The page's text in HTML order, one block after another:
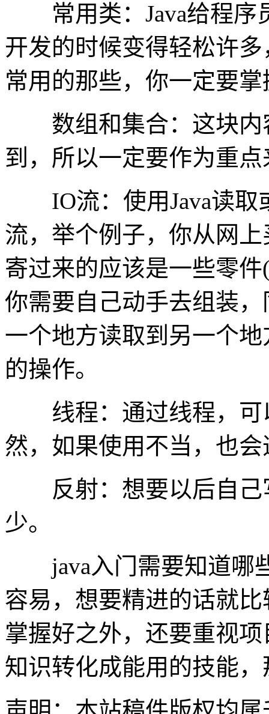
常用类：Java给程序
开发的时候变得轻松许
常用的那些，你一定要掌
数组和集合：这块内
到，所以一定要作为重
IO流：使用Java读取
流，举个例子，你从网
寄过来的应该是一些零
你需要自己动手去组装
一个地方读取到另一个
的操作。
线程：通过线程，可
然，如果使用不当，也
反射：想要以后自己
少。
java入门需要知道哪
容易，想要精进的话就
掌握好之外，还要重视
知识转化成能用的技能